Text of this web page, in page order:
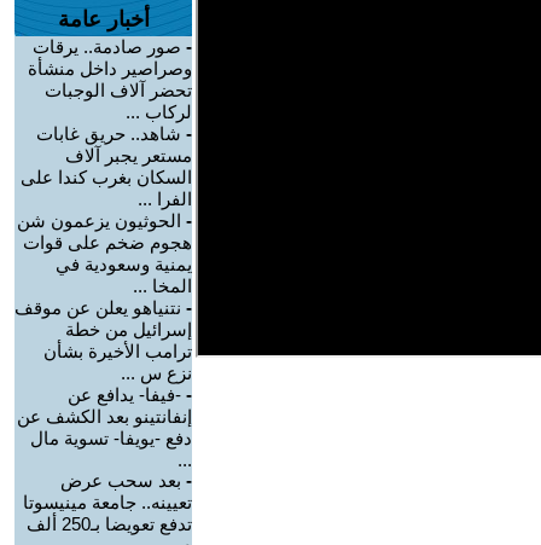
أخبار عامة
- صور صادمة.. يرقات
وصراصير داخل منشأة
تحضر آلاف الوجبات
لركاب ...
- شاهد.. حريق غابات
مستعر يجبر آلاف
السكان بغرب كندا على
الفرا ...
- الحوثيون يزعمون شن
هجوم ضخم على قوات
يمنية وسعودية في
المخا ...
- نتنياهو يعلن عن موقف
إسرائيل من خطة
ترامب الأخيرة بشأن
نزع س ...
- -فيفا- يدافع عن
إنفانتينو بعد الكشف عن
دفع -يويفا- تسوية مال
...
- بعد سحب عرض
تعيينه.. جامعة مينيسوتا
تدفع تعويضا بـ250 ألف